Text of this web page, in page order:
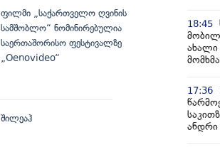
ფილმი „საქართველო ღვინის
სამშობლო“ ნომინირებულია
საერთაშორისო ფესტივალზე
„Oenovideo“
შილეაჰ
18:45
17:36
ანდრი